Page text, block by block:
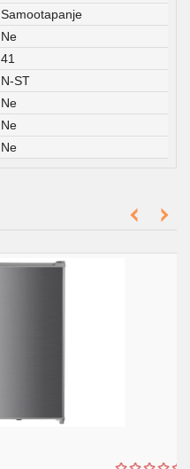
Samootapanje
Ne
41
N-ST
Ne
Ne
Ne